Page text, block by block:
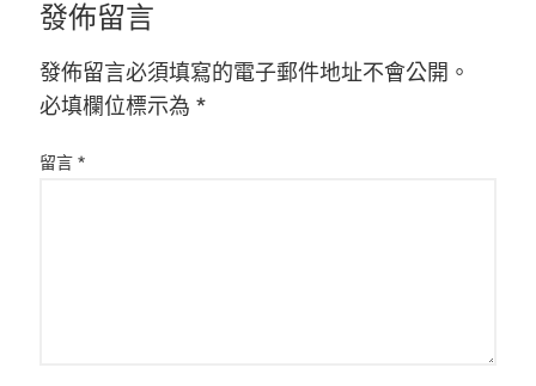
發佈留言
發佈留言必須填寫的電子郵件地址不會公開。
必填欄位標示為 *
留言 *